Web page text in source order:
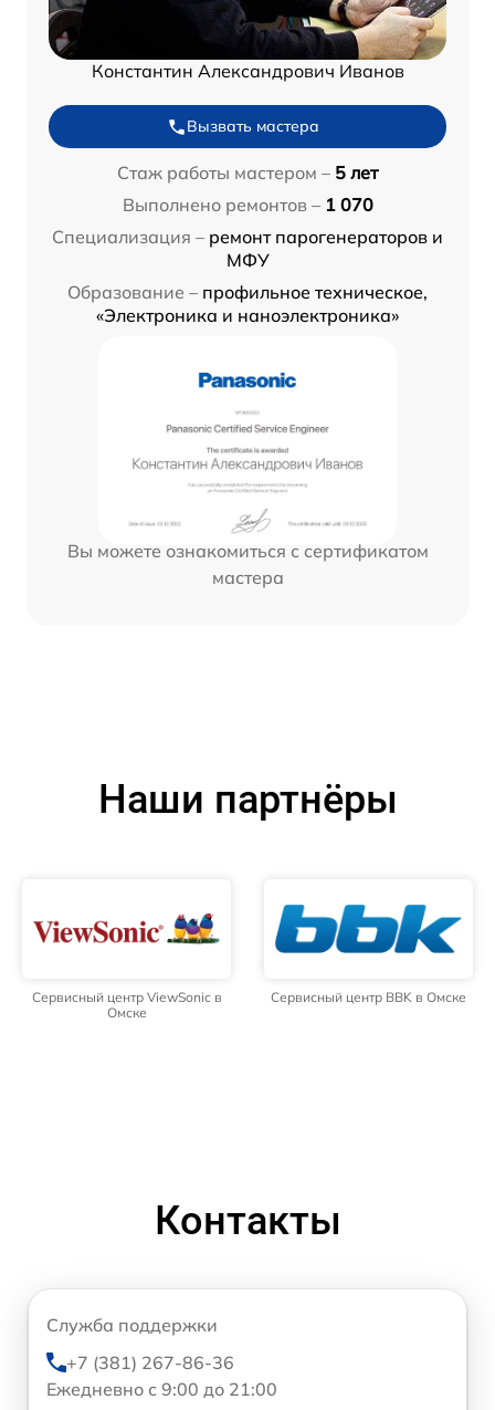
Константин Александрович Иванов
Вызвать мастера
Стаж работы мастером – 5 лет
Выполнено ремонтов – 1 070
Специализация – ремонт парогенераторов и
МФУ
Образование – профильное техническое,
«Электроника и наноэлектроника»
Вы можете ознакомиться с сертификатом
мастера
Наши партнёры
Сервисный центр ViewSonic в
Омске
Сервисный центр BBK в Омске
Контакты
Служба поддержки
+7 (381) 267-86-36
Ежедневно с 9:00 до 21:00